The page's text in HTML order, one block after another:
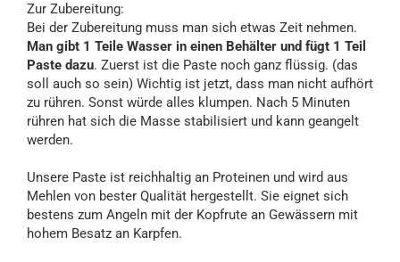
Zur Zubereitung:
Bei der Zubereitung muss man sich etwas Zeit nehmen.
Man gibt 1 Teile Wasser in einen Behälter und fügt 1 Teil
Paste dazu. Zuerst ist die Paste noch ganz flüssig. (das
soll auch so sein) Wichtig ist jetzt, dass man nicht aufhört
zu rühren. Sonst würde alles klumpen. Nach 5 Minuten
rühren hat sich die Masse stabilisiert und kann geangelt
werden.
Unsere Paste ist reichhaltig an Proteinen und wird aus
Mehlen von bester Qualität hergestellt. Sie eignet sich
bestens zum Angeln mit der Kopfrute an Gewässern mit
hohem Besatz an Karpfen.